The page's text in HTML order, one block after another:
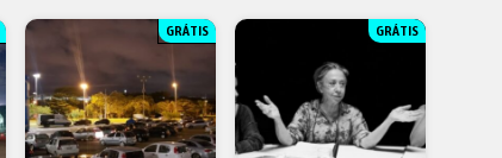
GRÁTIS GRÁTIS